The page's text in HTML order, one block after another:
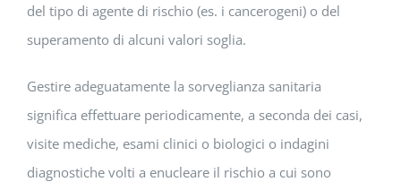
del tipo di agente di rischio (es. i cancerogeni) o del
superamento di alcuni valori soglia.
Gestire adeguatamente la sorveglianza sanitaria
significa effettuare periodicamente, a seconda dei casi,
visite mediche, esami clinici o biologici o indagini
diagnostiche volti a enucleare il rischio a cui sono